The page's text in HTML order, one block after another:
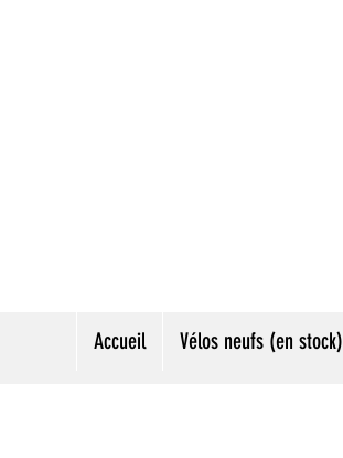
Accueil Vélos neufs (en stock)